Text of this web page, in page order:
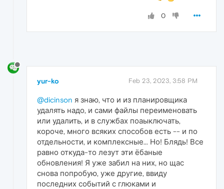
0
yur-ko Feb 23, 2023, 3:58 PM
@dicinson я знаю, что и из планировщика
удалять надо, и сами файлы переименовать
или удалить, и в службах поаыключать,
короче, много всяких способов есть -- и по
отдельности, и комплексные... Но! Блядь! Все
равно откуда-то лезут эти ёбаные
обновления! Я уже забил на них, но щас
снова попробую, уже другие, ввиду
последних событий с глюками и